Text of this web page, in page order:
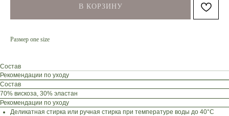
В КОРЗИНУ
Размер one size
Состав
Рекомендации по уходу
Состав
70% вискоза, 30% эластан
Рекомендации по уходу
Деликатная стирка или ручная стирка при температуре воды до 40°C